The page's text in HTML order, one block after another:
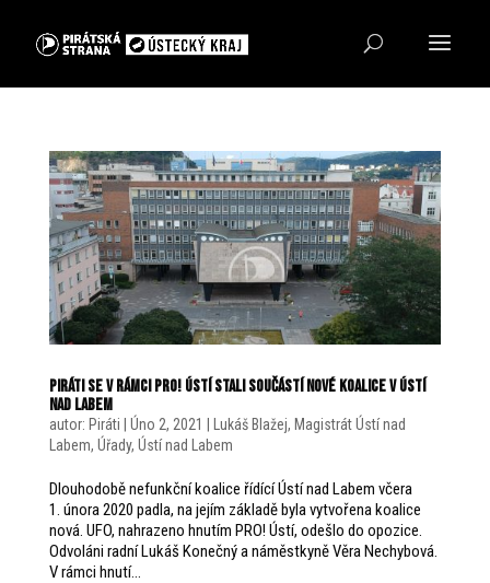
Piráti se v rámci PRO! Ústí stali součástí nové koalice v Ústí
nad Labem
autor: Piráti Úno 2, 2021 Lukáš Blažej, Magistrát Ústí nad
Labem, Úřady, Ústí nad Labem
Dlouhodobě nefunkční koalice řídící Ústí nad Labem včera
1. února 2020 padla, na jejím základě byla vytvořena koalice
nová. UFO, nahrazeno hnutím PRO! Ústí, odešlo do opozice.
Odvoláni radní Lukáš Konečný a náměstkyně Věra Nechybová.
V rámci hnutí...